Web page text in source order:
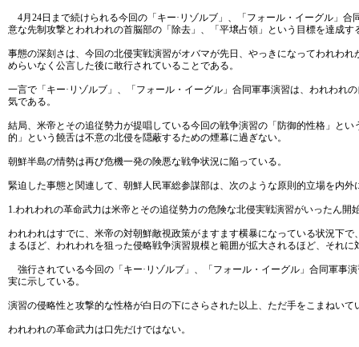
4月24日まで続けられる今回の「キー·リゾルブ」、「フォール・イーグル」
意な先制攻撃とわれわれの首脳部の「除去」、「平壌占領」という目標を達成
事態の深刻さは、今回の北侵実戦演習がオバマが先日、やっきになってわれわ
めらいなく公言した後に敢行されていることである。
一言で「キー·リゾルブ」、「フォール・イーグル」合同軍事演習は、われわれ
気である。
結局、米帝とその追従勢力が提唱している今回の戦争演習の「防御的性格」と
的」という饒舌は不意の北侵を隠蔽するための煙幕に過ぎない。
朝鮮半島の情勢は再び危機一発の険悪な戦争状況に陥っている。
緊迫した事態と関連して、朝鮮人民軍総参謀部は、次のような原則的立場を内外
1.われわれの革命武力は米帝とその追従勢力の危険な北侵実戦演習がいったん
われわれはすでに、米帝の対朝鮮敵視政策がますます横暴になっている状況下
まるほど、われわれを狙った侵略戦争演習規模と範囲が拡大されるほど、それ
強行されている今回の「キー·リゾルブ」、「フォール・イーグル」合同軍事
実に示している。
演習の侵略性と攻撃的な性格が白日の下にさらされた以上、ただ手をこまねいて
われわれの革命武力は口先だけではない。